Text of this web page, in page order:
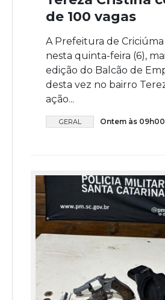
de 100 vagas
A Prefeitura de
nesta quinta-feira (6),
edição do Balcão de
desta vez no bairro
ação...
GERAL Ontem às 09h00